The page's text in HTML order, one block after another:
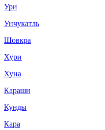
Ури
Унчукатль
Шовкра
Хури
Хуна
Караши
Кунды
Кара